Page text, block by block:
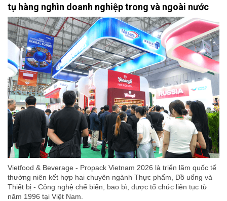
tụ hàng nghìn doanh nghiệp trong và ngoài nước
Vietfood & Beverage - Propack Vietnam 2026 là triển lãm quốc tế
thường niên kết hợp hai chuyên ngành Thực phẩm, Đồ uống và
Thiết bị - Công nghệ chế biến, bao bì, được tổ chức liên tục từ
năm 1996 tại Việt Nam.